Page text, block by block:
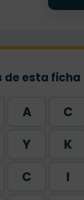
de esta ficha
A C
Y K
C I